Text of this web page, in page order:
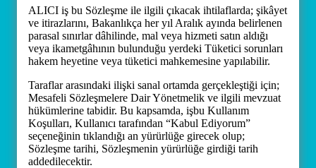
ALICI iş bu Sözleşme ile ilgili çıkacak ihtilaflarda; şikâyet
ve itirazlarını, Bakanlıkça her yıl Aralık ayında belirlenen
parasal sınırlar dâhilinde, mal veya hizmeti satın aldığı
veya ikametgâhının bulunduğu yerdeki Tüketici sorunları
hakem heyetine veya tüketici mahkemesine yapılabilir.
Taraflar arasındaki ilişki sanal ortamda gerçekleştiği için;
Mesafeli Sözleşmelere Dair Yönetmelik ve ilgili mevzuat
hükümlerine tabidir. Bu kapsamda, işbu Kullanım
Koşulları, Kullanıcı tarafından “Kabul Ediyorum”
seçeneğinin tıklandığı an yürürlüğe girecek olup;
Sözleşme tarihi, Sözleşmenin yürürlüğe girdiği tarih
addedilecektir.